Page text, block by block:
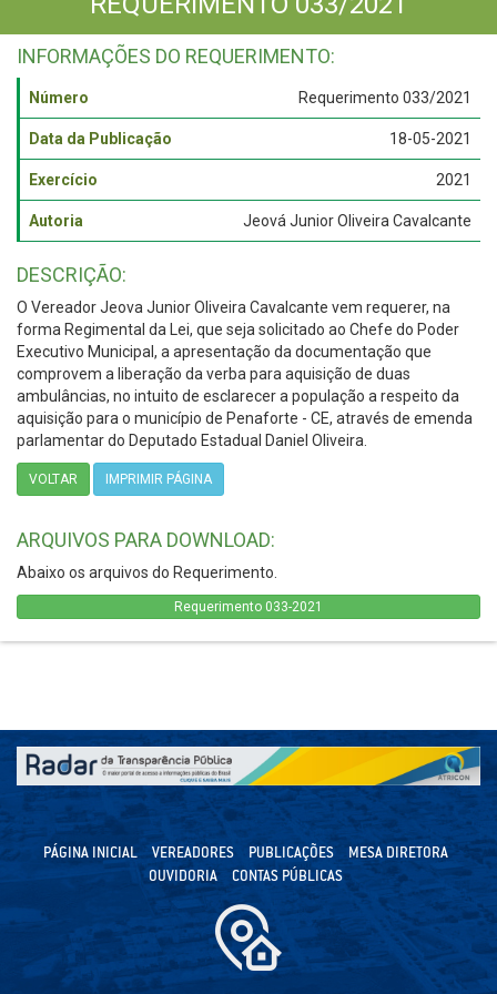
INFORMAÇÕES DO REQUERIMENTO:
Número Requerimento 033/2021
Data da Publicação 18-05-2021
Exercício 2021
Autoria Jeová Junior Oliveira Cavalcante
DESCRIÇÃO:
O Vereador Jeova Junior Oliveira Cavalcante vem requerer, na
forma Regimental da Lei, que seja solicitado ao Chefe do Poder
Executivo Municipal, a apresentação da documentação que
comprovem a liberação da verba para aquisição de duas
ambulâncias, no intuito de esclarecer a população a respeito da
aquisição para o município de Penaforte - CE, através de emenda
parlamentar do Deputado Estadual Daniel Oliveira.
VOLTAR IMPRIMIR PÁGINA
ARQUIVOS PARA DOWNLOAD:
Abaixo os arquivos do Requerimento.
Requerimento 033-2021
PÁGINA INICIAL VEREADORES PUBLICAÇÕES
MESA DIRETORA
OUVIDORIA
CONTAS PÚBLICAS